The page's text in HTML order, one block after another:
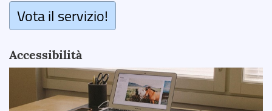
Vota il servizio!
Accessibilità